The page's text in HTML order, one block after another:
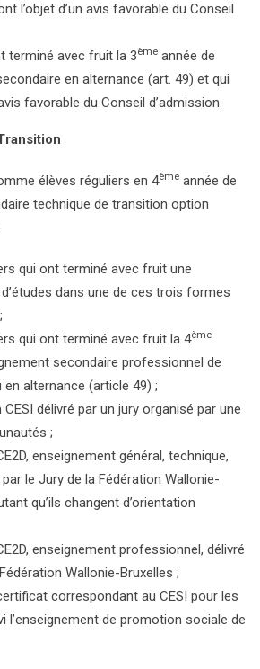
l’objet d’un avis favorable du Conseil
terminé avec fruit la 3ème année de
en alternance (art. 49) et qui
favorable du Conseil d’admission.
élèves réguliers en 4ème année de
technique de transition option
qui ont terminé avec fruit une
dans une de ces trois formes
qui ont terminé avec fruit la 4ème
secondaire professionnel de
en alternance (article 49) ;
CESI délivré par un jury organisé par une
;
enseignement général, technique,
le Jury de la Fédération Wallonie-
qu’ils changent d’orientation
enseignement professionnel, délivré
Wallonie-Bruxelles ;
correspondant au CESI pour les
l’enseignement de promotion sociale de